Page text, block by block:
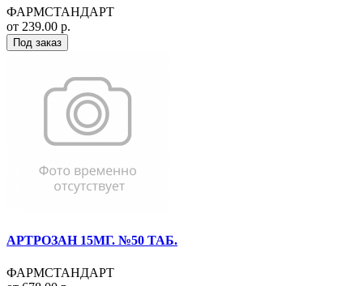
ФАРМСТАНДАРТ
от 239.00 р.
Под заказ
АРТРОЗАН 15МГ. №50 ТАБ.
ФАРМСТАНДАРТ